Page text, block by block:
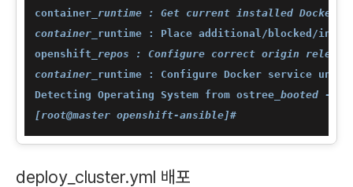
container_runtime : Get current installed
container_ runtime : Place additional/
openshift _repos : Configure correct
container_ runtime : Configure Docker
Detecting Operating System from ostree_booted
[root@master openshift-ansible]#
deploy_cluster.yml 배포